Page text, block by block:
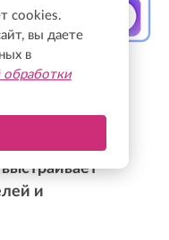
и
cookies.
вы даете
в